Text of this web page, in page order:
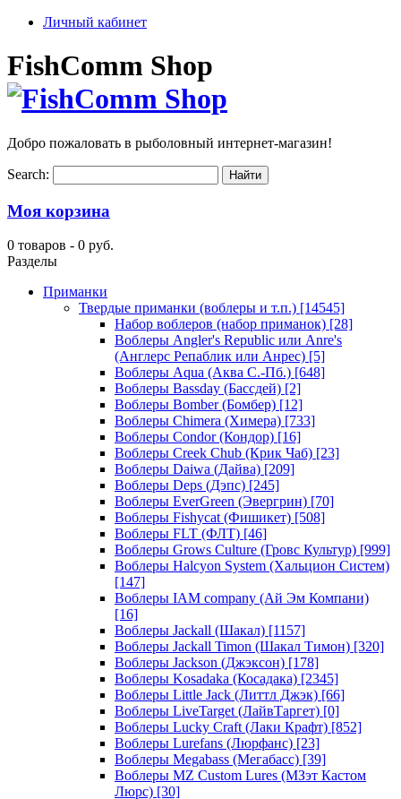
Личный кабинет
FishComm Shop
Добро пожаловать в рыболовный интернет-магазин!
Search:
Моя корзина
0 товаров - 0 руб.
Разделы
Приманки
Твердые приманки (воблеры и т.п.) [14545]
Набор воблеров (набор приманок) [28]
Воблеры Angler's Republic или Anre's
(Англерс Репаблик или Анрес) [5]
Воблеры Aqua (Аква С.-Пб.) [648]
Воблеры Bassday (Бассдей) [2]
Воблеры Bomber (Бомбер) [12]
Воблеры Chimera (Химера) [733]
Воблеры Condor (Кондор) [16]
Воблеры Creek Chub (Крик Чаб) [23]
Воблеры Daiwa (Дайва) [209]
Воблеры Deps (Дэпс) [245]
Воблеры EverGreen (Эвергрин) [70]
Воблеры Fishycat (Фишикет) [508]
Воблеры FLT (ФЛТ) [46]
Воблеры Grows Culture (Гровс Культур) [999]
Воблеры Halcyon System (Хальцион Систем)
[147]
Воблеры IAM company (Ай Эм Компани)
[16]
Воблеры Jackall (Шакал) [1157]
Воблеры Jackall Timon (Шакал Тимон) [320]
Воблеры Jackson (Джэксон) [178]
Воблеры Kosadaka (Косадака) [2345]
Воблеры Little Jack (Литтл Джэк) [66]
Воблеры LiveTarget (ЛайвТаргет) [0]
Воблеры Lucky Craft (Лаки Крафт) [852]
Воблеры Lurefans (Люрфанс) [23]
Воблеры Megabass (Мегабасс) [39]
Воблеры MZ Custom Lures (МЗэт Кастом
Люрс) [30]